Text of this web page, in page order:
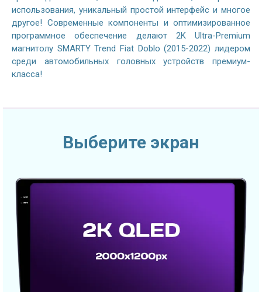
использования, уникальный простой интерфейс и многое
другое! Современные компоненты и оптимизированное
программное обеспечение делают 2K Ultra-Premium
магнитолу SMARTY Trend Fiat Doblo (2015-2022) лидером
среди автомобильных головных устройств премиум-
класса!
Выберите экран